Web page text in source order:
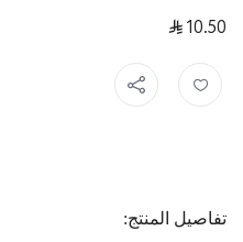
10.50
تفاصيل المنتج: